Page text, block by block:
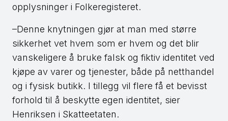
opplysninger i Folkeregisteret.
–Denne knytningen gjør at man med større
sikkerhet vet hvem som er hvem og det blir
vanskeligere å bruke falsk og fiktiv identitet ved
kjøpe av varer og tjenester, både på netthandel
og i fysisk butikk. I tillegg vil flere få et bevisst
forhold til å beskytte egen identitet, sier
Henriksen i Skatteetaten.